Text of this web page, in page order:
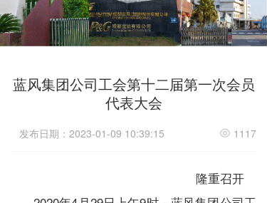
n
a
v
i
a
t
n
蓝风集团公司工会第十二届第一次会员
代表大会
发布日期：2023-01-09 10:39:15 1117
隆重召开